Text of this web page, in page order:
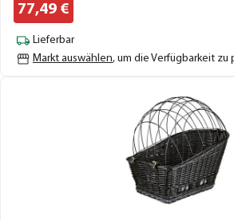
77,49 €
Lieferbar
Markt auswählen, um die Verfügbarkeit zu